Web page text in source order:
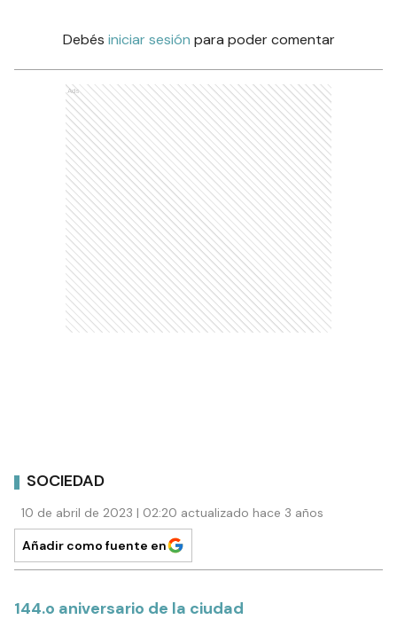
Debés iniciar sesión para poder comentar
Ads
SOCIEDAD
10 de abril de 2023 | 02:20 actualizado hace 3 años
Añadir como fuente en
144.o aniversario de la ciudad